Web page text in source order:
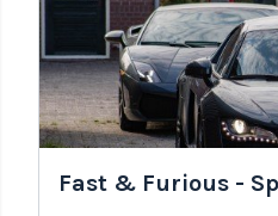
Fast & Furious -